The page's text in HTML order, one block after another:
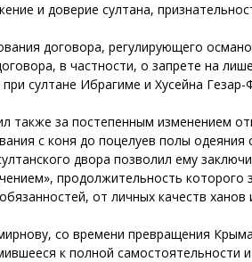
и доверие султана,
договора, регулирующего
в частности, о запрете на
султане Ибрагиме и Хусейна
также за постепенным изменением
с коня до поцелуев полы
двора позволил ему
продолжительность которого
от личных качеств
со времени превращения
к полной